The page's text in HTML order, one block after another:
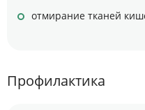
отмирание тканей
Профилактика